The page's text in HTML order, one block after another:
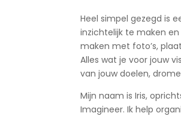
Heel simpel gezegd is
inzichtelijk te maken
maken met foto’s,
Alles wat je voor jouw
van jouw doelen,
Mijn naam is Iris,
Imagineer. Ik help